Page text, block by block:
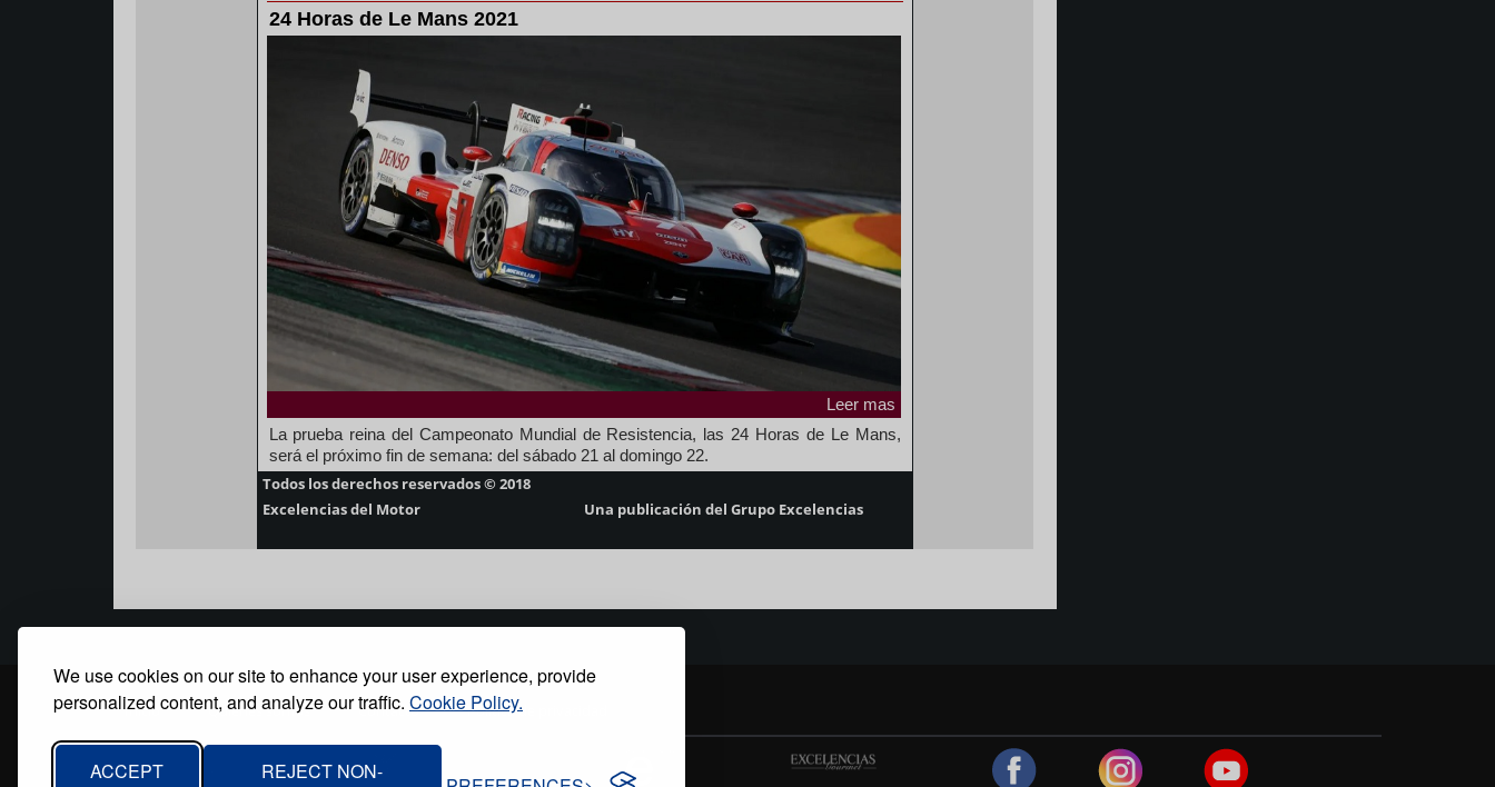
We use cookies on our site to enhance your user experience, provide
personalized content, and analyze our traffic. Cookie Policy.
ACCEPT
REJECT NON-
24 Horas de Le Mans 2021
Leer mas
La prueba reina del Campeonato Mundial de Resistencia, las 24 Horas de Le Mans,
será el próximo fin de semana: del sábado 21 al domingo 22.
Todos los derechos reservados © 2018
Excelencias del Motor
Una publicación del Grupo Excelencias
Footer
menu
Inicio Quiénes somos Contacto Política de privacidad